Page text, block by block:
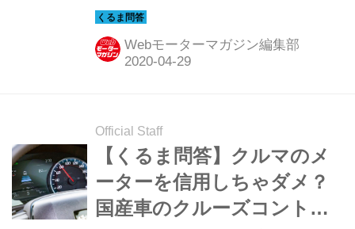
えできなくなってしまう。そんな時に
役立つのが、クルマのバッテリー同士
をつないで救助するブースターケーブ
Webモーターマガジン編集部
Official Staff
【くるま問答】クルマのメ
ーターを信用しちゃダメ？
国産車のクルーズコントロ